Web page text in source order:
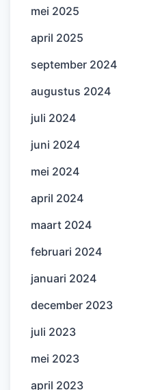
mei 2025
april 2025
september 2024
augustus 2024
juli 2024
juni 2024
mei 2024
april 2024
maart 2024
februari 2024
januari 2024
december 2023
juli 2023
mei 2023
april 2023